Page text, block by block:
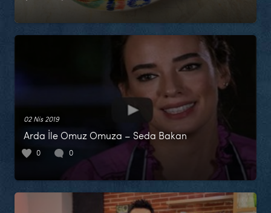
02 Nis 2019
Arda İle Omuz Omuza – Seda Bakan
0 0